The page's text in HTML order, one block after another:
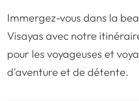
Marathon / Trail
🚢Croisière
Immergez-vous dans la
Visayas avec notre
pour les voyageuses et
d'aventure et de détente.